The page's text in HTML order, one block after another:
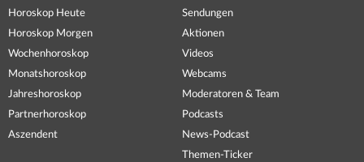
Horoskop Heute
Horoskop Morgen
Wochenhoroskop
Monatshoroskop
Jahreshoroskop
Partnerhoroskop
Aszendent
Sendungen
Aktionen
Videos
Webcams
Moderatoren & Team
Podcasts
News-Podcast
Themen-Ticker